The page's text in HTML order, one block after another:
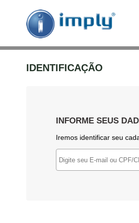
IDENTIFICAÇÃO
INFORME SEUS
Iremos identificar seu